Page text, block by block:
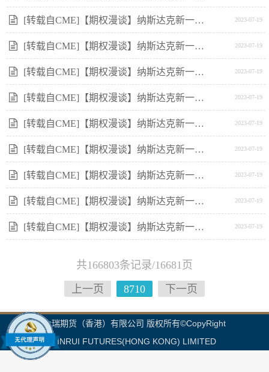
[转载自CME]【期权漫谈】纳斯达克新一轮牛市才刚刚启动吗？ 2023-07-19
[转载自CME]【期权漫谈】纳斯达克新一轮牛市才刚刚启动吗？ 2023-07-19
[转载自CME]【期权漫谈】纳斯达克新一轮牛市才刚刚启动吗？ 2023-07-19
[转载自CME]【期权漫谈】纳斯达克新一轮牛市才刚刚启动吗？ 2023-07-19
[转载自CME]【期权漫谈】纳斯达克新一轮牛市才刚刚启动吗？ 2023-07-19
[转载自CME]【期权漫谈】纳斯达克新一轮牛市才刚刚启动吗？ 2023-07-19
[转载自CME]【期权漫谈】纳斯达克新一轮牛市才刚刚启动吗？ 2023-07-19
[转载自CME]【期权漫谈】纳斯达克新一轮牛市才刚刚启动吗？ 2023-07-19
[转载自CME]【期权漫谈】纳斯达克新一轮牛市才刚刚启动吗？ 2023-07-19
共166803条记录/16681页
上一页
8710 下一页
金瑞期货（香港）有限公司 版权所有©CopyRight
JINRUI FUTURES(HONG KONG) LIMITED